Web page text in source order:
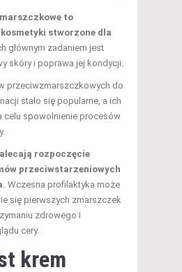
to
stworzone dla
głównym zadaniem jest
skóry i poprawa jej kondycji.
przeciwzmarszczkowych do
stało się popularne, a ich
celu spowolnienie procesów
rozpoczęcie
przeciwstarzeniowych
Wczesna profilaktyka może
się pierwszych zmarszczek
zdrowego i
cery.
krem